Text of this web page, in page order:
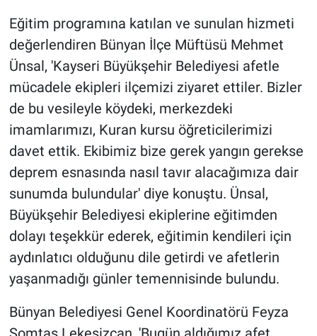
Eğitim programına katılan ve sunulan hizmeti
değerlendiren Bünyan İlçe Müftüsü Mehmet
Ünsal, 'Kayseri Büyükşehir Belediyesi afetle
mücadele ekipleri ilçemizi ziyaret ettiler. Bizler
de bu vesileyle köydeki, merkezdeki
imamlarımızı, Kuran kursu öğreticilerimizi
davet ettik. Ekibimiz bize gerek yangın gerekse
deprem esnasında nasıl tavır alacağımıza dair
sunumda bulundular' diye konuştu. Ünsal,
Büyükşehir Belediyesi ekiplerine eğitimden
dolayı teşekkür ederek, eğitimin kendileri için
aydınlatıcı olduğunu dile getirdi ve afetlerin
yaşanmadığı günler temennisinde bulundu.
Bünyan Belediyesi Genel Koordinatörü Feyza